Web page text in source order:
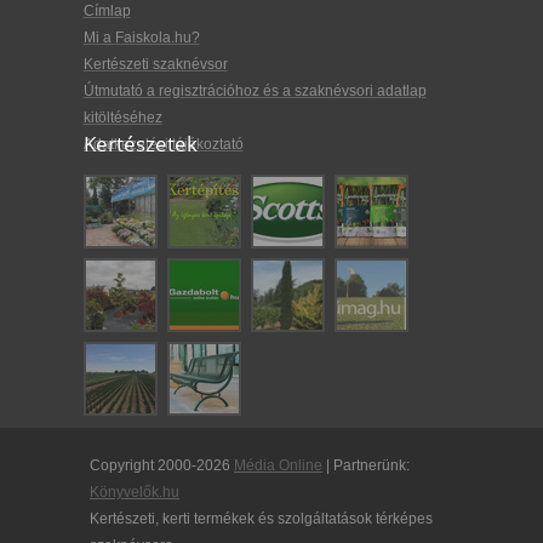
Címlap
Mi a Faiskola.hu?
Kertészeti szaknévsor
Útmutató a regisztrációhoz és a szaknévsori adatlap
kitöltéséhez
Adatkezelési tájékoztató
Kertészetek
Copyright 2000-2026 Média Online | Partnerünk:
Könyvelők.hu
Kertészeti, kerti termékek és szolgáltatások térképes